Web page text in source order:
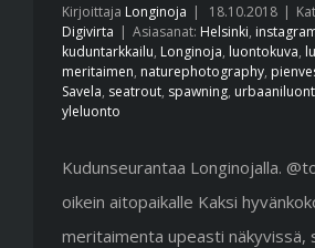
Kirjoittaja Longinoja | 18.10.2018 |
Digivirta | Asiasanat: Helsinki,
kuduntarkkailu, Longinoja, luontokuva,
meritaimen, naturephotography,
Savela, seatrout, spawning,
yleluonto
Kudunseurantaa Longinojalla.
oikein aitopaikalle Kaksi
meritaimenta upeasti näkyvissä,